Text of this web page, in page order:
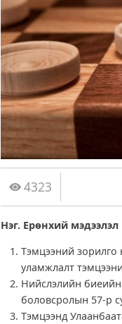
4323
Нэг. Ерөнхий мэдээлэл
Тэмцээний зорилго
уламжлалт
Нийслэлийн
боловсролын 57-р
Тэмцээнд